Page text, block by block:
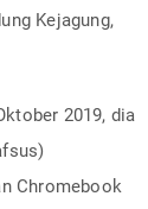
Kejagung,
2019, dia
Chromebook